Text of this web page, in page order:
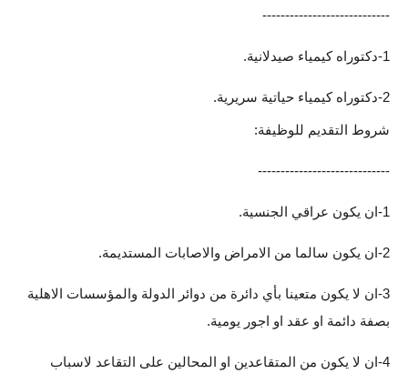
----------------------------
1-دكتوراه كيمياء صيدلانية.
2-دكتوراه كيمياء حياتية سريرية.
شروط التقديم للوظيفة:
-----------------------------
1-ان يكون عراقي الجنسية.
2-ان يكون سالما من الامراض والاصابات المستديمة.
3-ان لا يكون متعينا بأي دائرة من دوائر الدولة والمؤسسات الاهلية
بصفة دائمة او عقد او اجور يومية.
4-ان لا يكون من المتقاعدين او المحالين على التقاعد لاسباب